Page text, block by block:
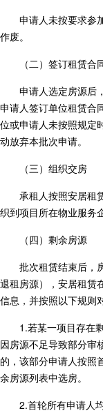
申请人未按要求参
作废。
（二）签订租赁合
申请人选定房源后
申请人签订单位租赁合
位或申请人未按照规定
动放弃本批次申请。
（三）组织交房
承租人按照安居租
织到项目所在物业服务
（四）剩余房源
批次租赁结束后，
退租房源），安居租赁
信息，并按照以下规则
1.若某一项目存在
因房源不足导致部分审
的，该部分申请人按照
余房源列表中选房。
2.首轮所有申请人